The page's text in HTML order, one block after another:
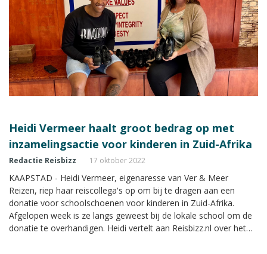
Heidi Vermeer haalt groot bedrag op met
inzamelingsactie voor kinderen in Zuid-Afrika
Redactie Reisbizz 17 oktober 2022
KAAPSTAD - Heidi Vermeer, eigenaresse van Ver & Meer
Reizen, riep haar reiscollega's op om bij te dragen aan een
donatie voor schoolschoenen voor kinderen in Zuid-Afrika.
Afgelopen week is ze langs geweest bij de lokale school om de
donatie te overhandigen. Heidi vertelt aan Reisbizz.nl over het